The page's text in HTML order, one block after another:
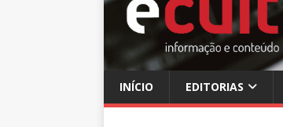
INÍCIO EDITORIAS